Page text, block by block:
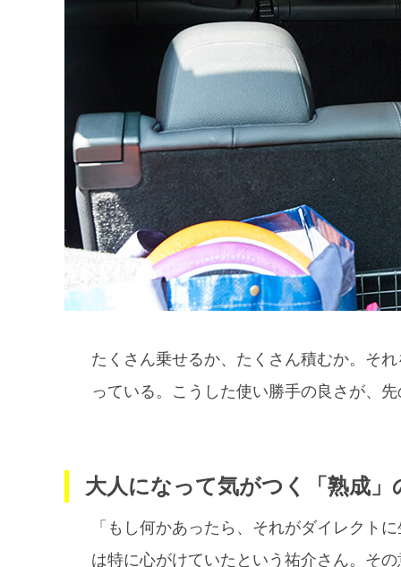
たくさん乗せるか、たくさん積むか。そ
っている。こうした使い勝手の良さが、
大人になって気がつく「熟成」
「もし何かあったら、それがダイレクト
は特に心がけていたという祐介さん。そ